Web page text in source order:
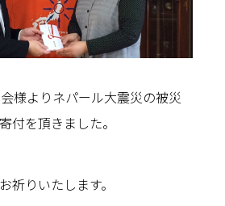
様よりネパール大震災の被災
付を頂きました。
祈りいたします。